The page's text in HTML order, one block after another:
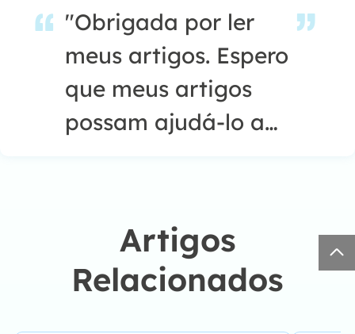
"Obrigada por ler
meus artigos. Espero
que meus artigos
possam ajudá-lo a
fácil e eficaz."…
Artigos
Relacionados
